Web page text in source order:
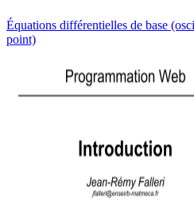
Équations différentielles de base
point)